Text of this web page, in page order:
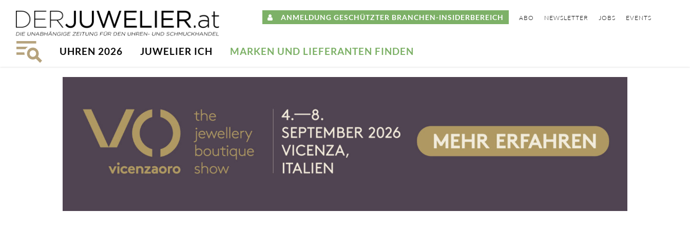
ANMELDUNG GESCHÜTZTER BRANCHEN-INSIDERBEREICH ABO NEWSLETTER JOBS EVENTS
UHREN 2026 JUWELIER ICH MARKEN UND LIEFERANTEN FINDEN